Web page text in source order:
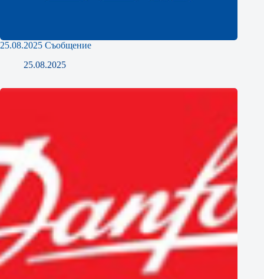
25.08.2025 Съобщение
25.08.2025